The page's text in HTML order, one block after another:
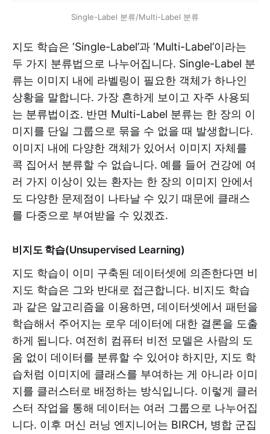
Single-Label 분류/Multi-Label 분류
지도 학습은 ‘Single-Label’과 ‘Multi-Label’이라는
두 가지 분류법으로 나누어집니다. Single-Label 분
류는 이미지 내에 라벨링이 필요한 객체가 하나인
상황을 말합니다. 가장 흔하게 보이고 자주 사용되
는 분류법이죠. 반면 Multi-Label 분류는 한 장의 이
미지를 단일 그룹으로 묶을 수 없을 때 발생합니다.
이미지 내에 다양한 객체가 있어서 이미지 자체를
콕 집어서 분류할 수 없습니다. 예를 들어 건강에 여
러 가지 이상이 있는 환자는 한 장의 이미지 안에서
도 다양한 문제점이 나타날 수 있기 때문에 클래스
를 다중으로 부여받을 수 있겠죠.
비지도 학습(Unsupervised Learning)
지도 학습이 이미 구축된 데이터셋에 의존한다면 비
지도 학습은 그와 반대로 접근합니다. 비지도 학습
과 같은 알고리즘을 이용하면, 데이터셋에서 패턴을
학습해서 주어지는 로우 데이터에 대한 결론을 도출
하게 됩니다. 여전히 컴퓨터 비전 모델은 사람의 도
움 없이 데이터를 분류할 수 있어야 하지만, 지도 학
습처럼 이미지에 클래스를 부여하는 게 아니라 이미
지를 클러스터로 배정하는 방식입니다. 이렇게 클러
스터 작업을 통해 데이터는 여러 그룹으로 나누어집
니다. 이후 머신 러닝 엔지니어는 BIRCH, 병합 군집